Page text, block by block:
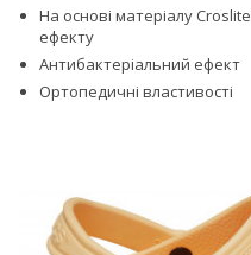
На основі матеріалу
ефекту
Антибактеріальний ефект
Ортопедичні властивості